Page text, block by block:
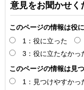
意見をお聞かせく
このページの情報は役
1：役に立った
3：役に立たなかっ
このページの情報は見
1：見つけやすかっ